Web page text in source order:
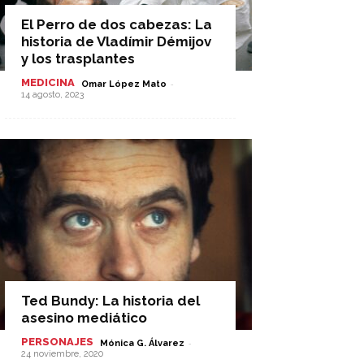
El Perro de dos cabezas: La
historia de Vladímir Démijov
y los trasplantes
MEDICINA Omar López Mato -
14 agosto, 2023
Ted Bundy: La historia del
asesino mediático
PERSONAJES Mónica G. Álvarez -
24 noviembre, 2020